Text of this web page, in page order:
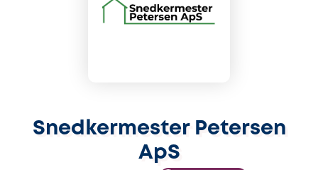
Snedkermester Petersen
ApS